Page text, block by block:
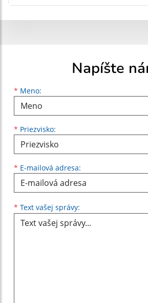
Napíšte
* Meno:
Meno
* Priezvisko:
Priezvisko
* E-mailová adresa:
E-mailová adresa
* Text vašej správy: